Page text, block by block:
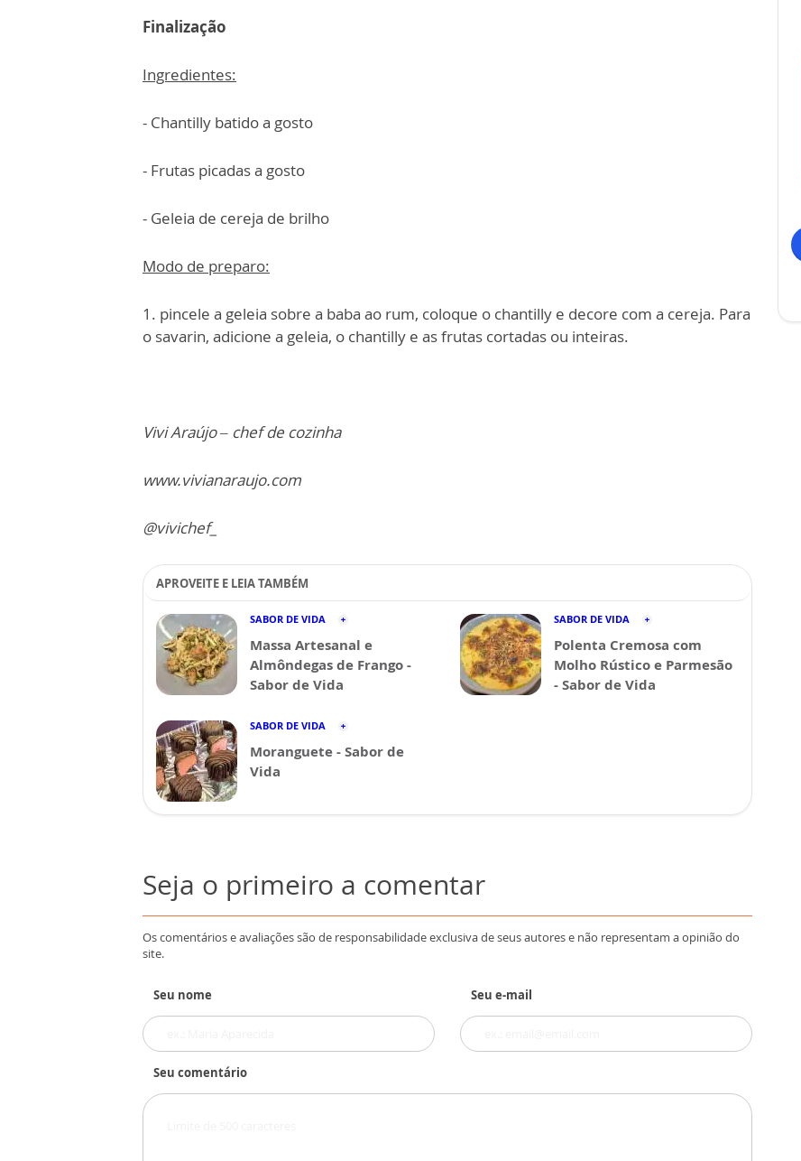
Finalização
Ingredientes:
- Chantilly batido a gosto
- Frutas picadas a gosto
- Geleia de cereja de brilho
Modo de preparo:
1. pincele a geleia sobre a baba ao rum, coloque o chantilly e decore com a cereja. Para
o savarin, adicione a geleia, o chantilly e as frutas cortadas ou inteiras.
Vivi Araújo – chef de cozinha
www.vivianaraujo.com
@vivichef_
APROVEITE E LEIA TAMBÉM
SABOR DE VIDA
Massa Artesanal e
Almôndegas de Frango -
Sabor de Vida
SABOR DE VIDA
Polenta Cremosa com
Molho Rústico e Parmesão
- Sabor de Vida
SABOR DE VIDA
Moranguete - Sabor de
Vida
Seja o primeiro a comentar
Os comentários e avaliações são de responsabilidade exclusiva de seus autores e não representam a opinião do
site.
Seu nome Seu e-mail
Seu comentário